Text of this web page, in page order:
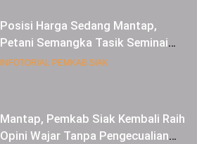
Posisi Harga Sedang Mantap,
Petani Semangka Tasik Seminai
Raup Untung
INFOTORIAL PEMKAB SIAK
Mantap, Pemkab Siak Kembali Raih
Opini Wajar Tanpa Pengecualian